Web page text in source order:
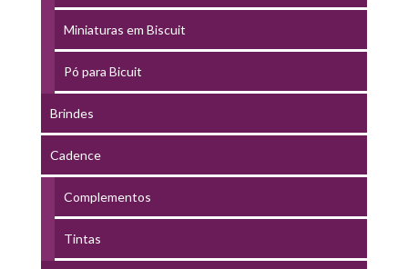
Miniaturas em Biscuit
Pó para Bicuit
Brindes
Cadence
Complementos
Tintas